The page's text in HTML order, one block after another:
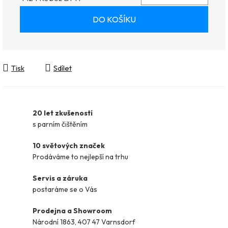
DO KOŠÍKU
Tisk Sdílet
20 let zkušeností
s parním čištěním
10 světových značek
Prodáváme to nejlepší na trhu
Servis a záruka
postaráme se o Vás
Prodejna a Showroom
Národní 1863, 407 47 Varnsdorf